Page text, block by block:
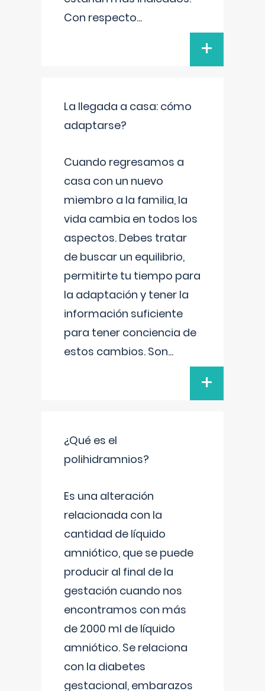
Con respecto...
+
La llegada a casa: cómo
adaptarse?
Cuando regresamos a
casa con un nuevo
miembro a la familia, la
vida cambia en todos los
aspectos. Debes tratar
de buscar un equilibrio,
permitirte tu tiempo para
la adaptación y tener la
información suficiente
para tener conciencia de
estos cambios. Son...
+
¿Qué es el
polihidramnios?
Es una alteración
relacionada con la
cantidad de líquido
amniótico, que se puede
producir al final de la
gestación cuando nos
encontramos con más
de 2000 ml de líquido
amniótico. Se relaciona
con la diabetes
gestacional, embarazos